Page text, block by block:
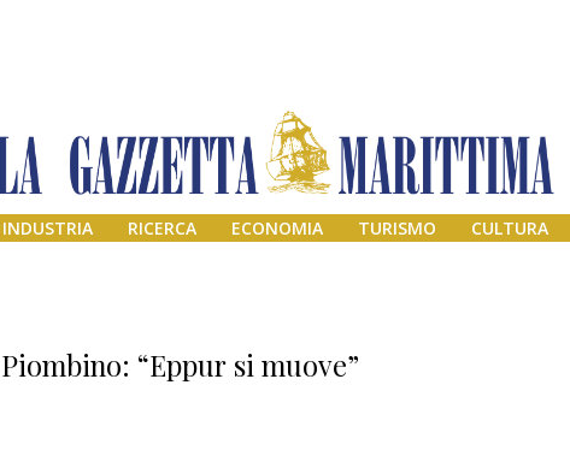
INDUSTRIA RICERCA ECONOMIA TURISMO CULTURA
Piombino: “Eppur si muove”